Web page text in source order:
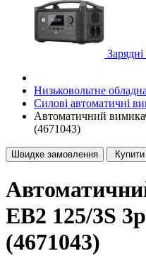
Зарядні
Низьковольтне
Силові автоматичні
Автоматичний
(4671043)
Швидке замовлення Купити
EB2 125/3S
(4671043)